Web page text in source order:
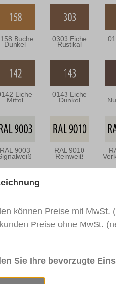
Buche
Dunkel
0303 Eiche
Rustikal
Eiche
Mittel
0143 Eiche
Dunkel
RAL 9003 RAL 9010
Reinweiß
RAL 7031
Blaugrau
RAL 7016
Anthrazitgrau
können Preise mit MwSt.
Preise ohne MwSt.
Sie Ihre bevorzugte